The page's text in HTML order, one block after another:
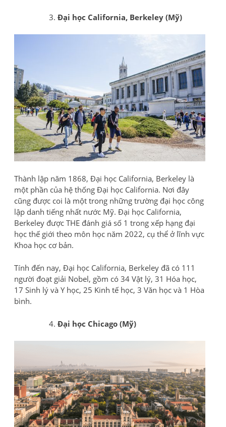
Đại học California, Berkeley (Mỹ)
Thành lập năm 1868, Đại học California, Berkeley là
một phần của hệ thống Đại học California. Nơi đây
cũng được coi là một trong những trường đại học công
lập danh tiếng nhất nước Mỹ. Đại học California,
Berkeley được THE đánh giá số 1 trong xếp hạng đại
học thế giới theo môn học năm 2022, cụ thể ở lĩnh vực
Khoa học cơ bản.
Tính đến nay, Đại học California, Berkeley đã có 111
người đoạt giải Nobel, gồm có 34 Vật lý, 31 Hóa học,
17 Sinh lý và Y học, 25 Kinh tế học, 3 Văn học và 1 Hòa
bình.
Đại học Chicago (Mỹ)